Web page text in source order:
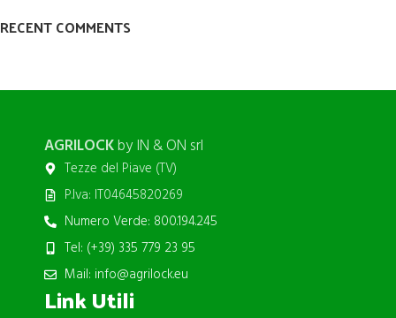
RECENT COMMENTS
AGRILOCKby IN & ON srl
Tezze del Piave (TV)
P.Iva: IT04645820269
Numero Verde: 800.194.245
Tel: (+39) 335 779 23 95
Mail: info@agrilock.eu
Link Utili